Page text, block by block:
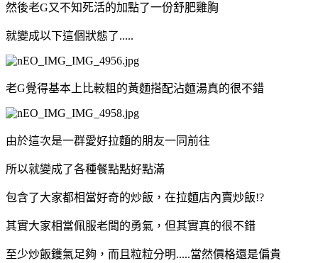
然後老G又不知死活的加點了一份舒肥雞胸
就變成以下這個狀態了.....
老G覺得基本上比較粗的黃麵搭配沾麵湯真的很不錯
由於這次是一群愛好拉麵的朋友一同前往
所以就變成了各種餐點點好點滿
包含了大家都相當好奇的炒飯，在拉麵店內賣炒飯!?
其實大家相當佩服老闆的勇氣，但其實真的很不錯
至少炒飯鑊氣足夠，而且粒粒分明.....當然價格還是偏貴